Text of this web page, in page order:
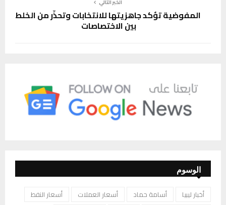
الخبر التالي
المفوضية تؤكد جاهزيتها للانتخابات وتحذّر من الخلط
بين الاختصاصات
الوسوم
أخبار ليبيا أسامة حماد أسعار العملات
أسعار النفط